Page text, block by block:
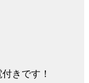
きです！